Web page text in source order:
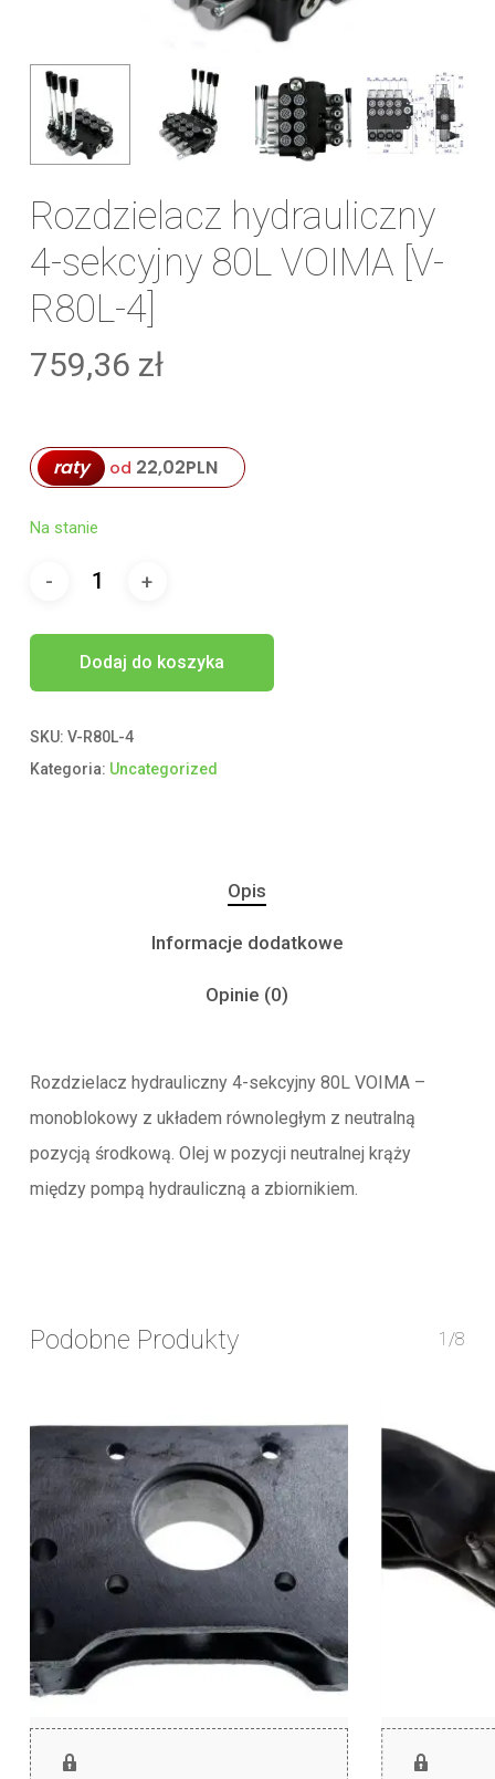
Rozdzielacz hydrauliczny
4-sekcyjny 80L VOIMA [V-
R80L-4]
759,36 zł
raty od 22,02PLN
Na stanie
Dodaj do koszyka
SKU: V-R80L-4
Kategoria: Uncategorized
Opis
Informacje dodatkowe
Opinie (0)
Rozdzielacz hydrauliczny 4-sekcyjny 80L VOIMA –
monoblokowy z układem równoległym z neutralną
pozycją środkową. Olej w pozycji neutralnej krąży
między pompą hydrauliczną a zbiornikiem.
Podobne Produkty 1/8